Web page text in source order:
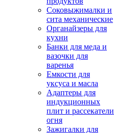
Соковыжималки и
сита механические
Органайзеры для
кухни
Банки для меда и
вазочки для
варенья
Емкости для
уксуса и масла
Адаптеры для
индукционных
плит и рассекатели
огня
Зажигалки для